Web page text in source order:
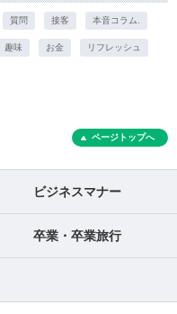
質問 接客 本音コラム.
趣味 お金 リフレッシュ
ページトップへ
ビジネスマナー
卒業・卒業旅行